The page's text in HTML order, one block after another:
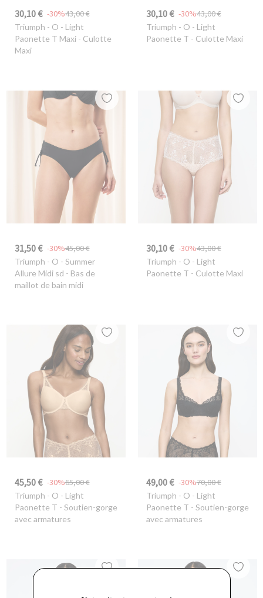
30,10 € 43,00 €
-30%
Triumph - O - Light
Paonette T Maxi - Culotte
Maxi
30,10 € 43,00 €
-30%
Triumph - O - Light
Paonette T - Culotte Maxi
31,50 € 45,00 €
-30%
Triumph - O - Summer
Allure Midi sd - Bas de
maillot de bain midi
30,10 € 43,00 €
-30%
Triumph - O - Light
Paonette T - Culotte Maxi
45,50 € 65,00 €
-30%
Triumph - O - Light
Paonette T - Soutien-gorge
avec armatures
49,00 € 70,00 €
-30%
Triumph - O - Light
Paonette T - Soutien-gorge
avec armatures